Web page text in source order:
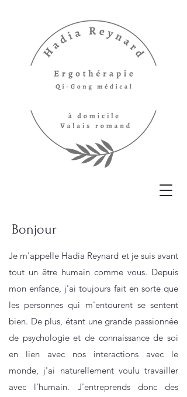
Bonjour
Je m'appelle Hadia Reynard et je suis avant
tout un être humain comme vous. Depuis
mon enfance, j'ai toujours fait en sorte que
les personnes qui m'entourent se sentent
bien. De plus, étant une grande passionnée
de psychologie et de connaissance de soi
en lien avec nos interactions avec le
monde, j'ai naturellement voulu travailler
avec l'humain. J'entreprends donc des